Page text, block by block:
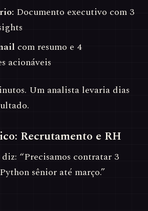
Documento executivo com 3
com resumo e 4
acionáveis
Um analista levaria dias
Recrutamento e RH
“Precisamos contratar 3
sênior até março.”